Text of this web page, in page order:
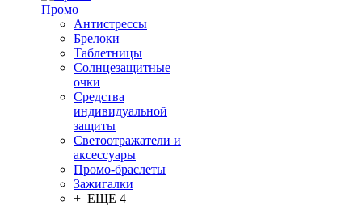
Промо
Антистрессы
Брелоки
Таблетницы
Солнцезащитные
очки
Средства
индивидуальной
защиты
Светоотражатели и
аксессуары
Промо-браслеты
Зажигалки
+ ЕЩЕ 4